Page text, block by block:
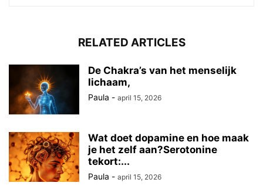
RELATED ARTICLES
De Chakra’s van het menselijk
lichaam,
Paula - april 15, 2026
Wat doet dopamine en hoe maak
je het zelf aan?Serotonine
tekort:...
Paula - april 15, 2026